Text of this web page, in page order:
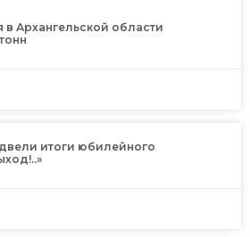
Архангельской области
итоги юбилейного